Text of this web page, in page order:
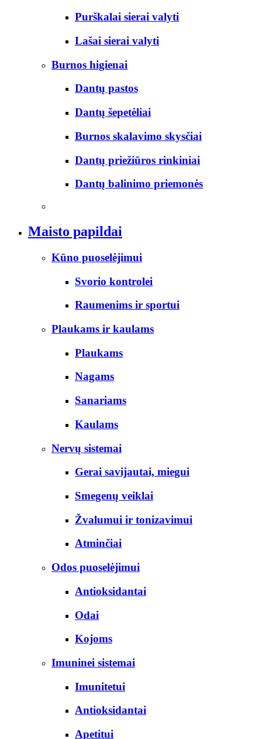
Purškalai sierai valyti
Lašai sierai valyti
Burnos higienai
Dantų pastos
Dantų šepetėliai
Burnos skalavimo skysčiai
Dantų priežiūros rinkiniai
Dantų balinimo priemonės
Maisto papildai
Kūno puoselėjimui
Svorio kontrolei
Raumenims ir sportui
Plaukams ir kaulams
Plaukams
Nagams
Sanariams
Kaulams
Nervų sistemai
Gerai savijautai, miegui
Smegenų veiklai
Žvalumui ir tonizavimui
Atminčiai
Odos puoselėjimui
Antioksidantai
Odai
Kojoms
Imuninei sistemai
Imunitetui
Antioksidantai
Apetitui